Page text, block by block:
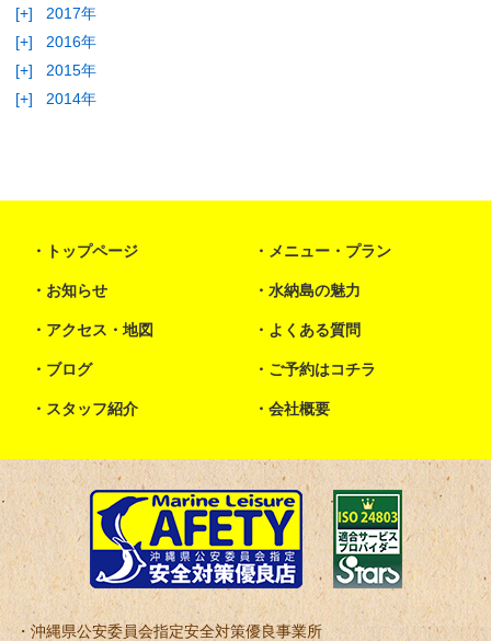
[+]
2017年
[+]
2016年
[+]
2015年
[+]
2014年
トップページ メニュー・プラン
お知らせ 水納島の魅力
アクセス・地図 よくある質問
ブログ ご予約はコチラ
スタッフ紹介 会社概要
沖縄県公安委員会指定安全対策優良事業所